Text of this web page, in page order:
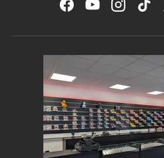
FacebookYouTubeInstagram